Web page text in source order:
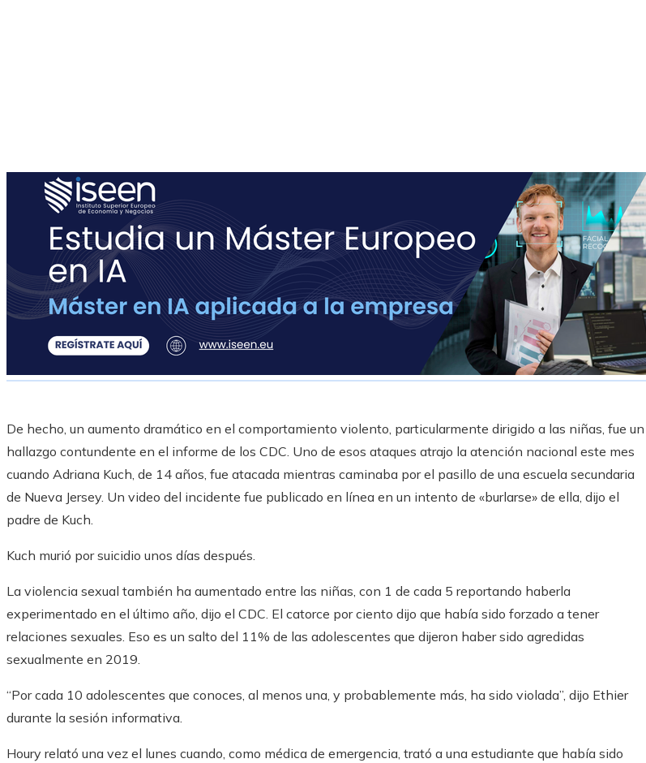
De hecho, un aumento dramático en el comportamiento violento, particularmente dirigido a las niñas, fue un
hallazgo contundente en el informe de los CDC. Uno de esos ataques atrajo la atención nacional este mes
cuando Adriana Kuch, de 14 años, fue atacada mientras caminaba por el pasillo de una escuela secundaria
de Nueva Jersey. Un video del incidente fue publicado en línea en un intento de «burlarse» de ella, dijo el
padre de Kuch.
Kuch murió por suicidio unos días después.
La violencia sexual también ha aumentado entre las niñas, con 1 de cada 5 reportando haberla
experimentado en el último año, dijo el CDC. El catorce por ciento dijo que había sido forzado a tener
relaciones sexuales. Eso es un salto del 11% de las adolescentes que dijeron haber sido agredidas
sexualmente en 2019.
“Por cada 10 adolescentes que conoces, al menos una, y probablemente más, ha sido violada”, dijo Ethier
durante la sesión informativa.
Houry relató una vez el lunes cuando, como médica de emergencia, trató a una estudiante que había sido